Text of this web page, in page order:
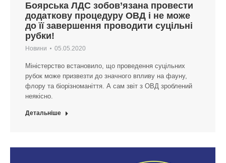
Боярська ЛДС зобов’язана провести
додаткову процедуру ОВД і не може
до її завершення проводити суцільні
рубки!
Новини 05.05.2020
Міністерство встановило, що проведення суцільних
рубок може призвезти до значного впливу на фауну,
флору та біорізноманіття. А сам звіт з ОВД зроблений
неякісно.
Детальніше